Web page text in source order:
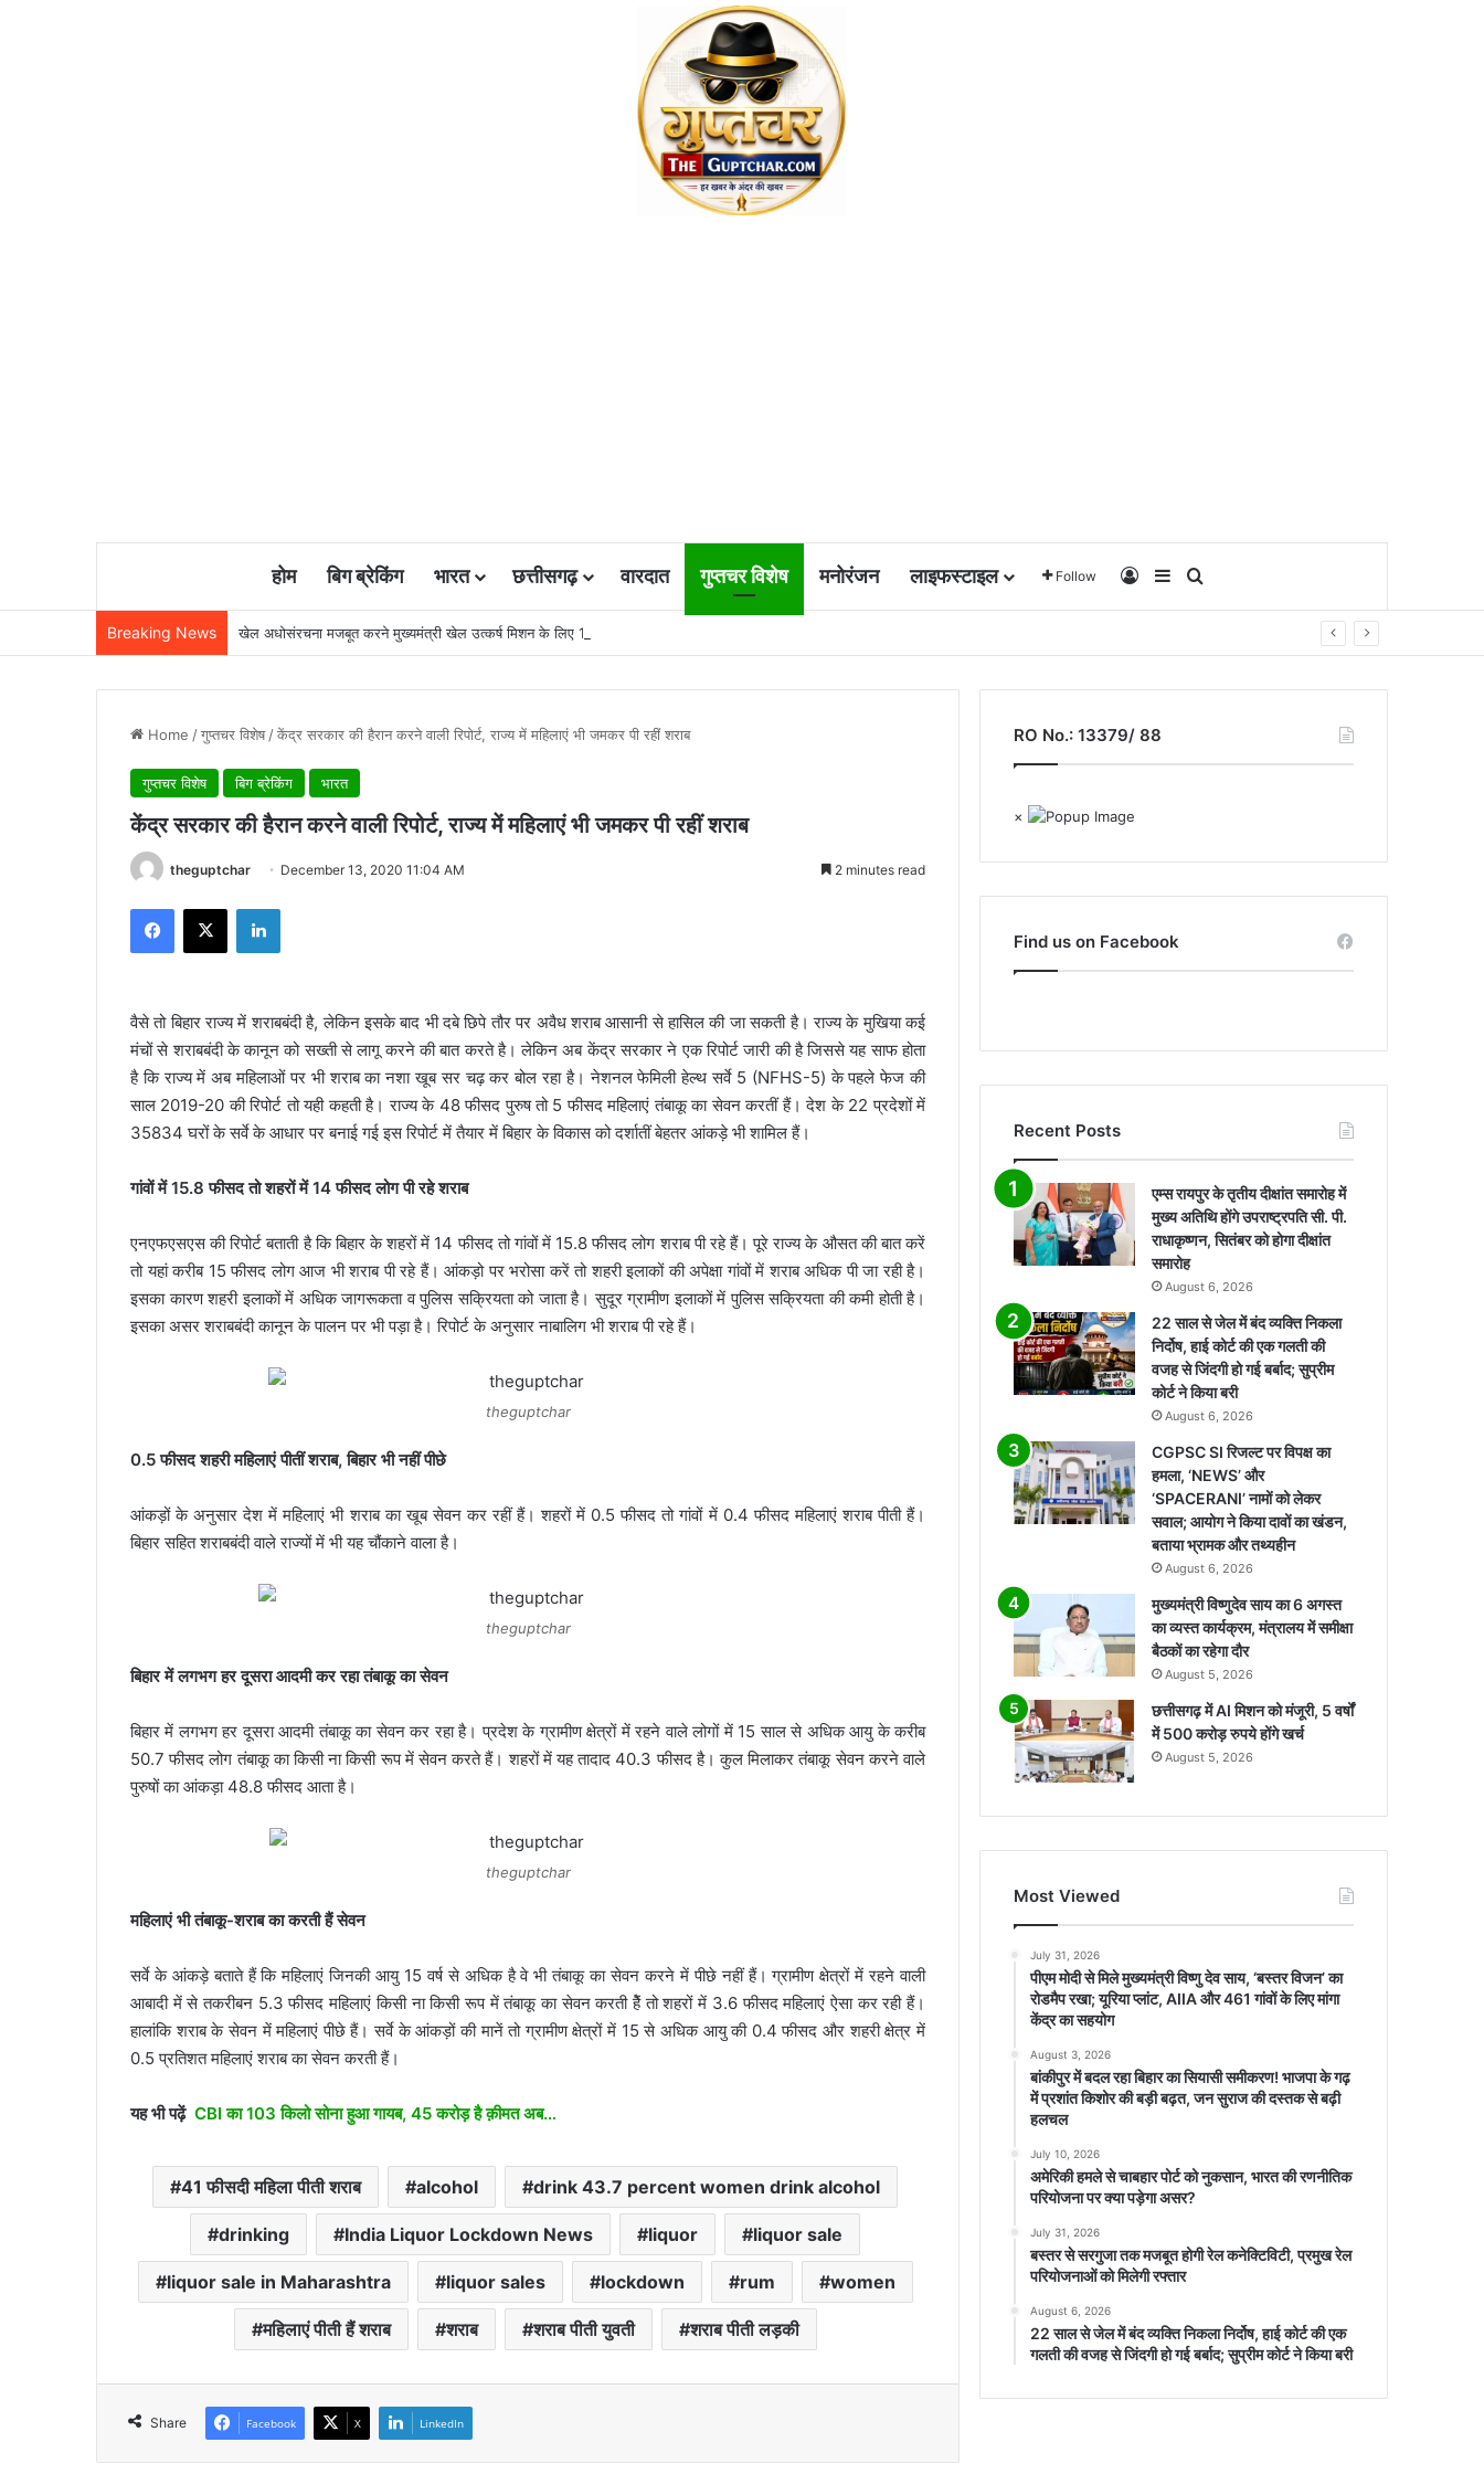
होम बिग ब्रेकिंग भारत छत्तीसगढ़ वारदात गुप्तचर विशेष मनोरंजन लाइफस्टाइल Follow Log InSidebar
Breaking News खेल अधोसंरचना मजबूत करने मुख्यमंत्री खेल उत्कर्ष मिशन के लिए 100 करोड़ का प्रावधान
Home /गुप्तचर विशेष /केंद्र सरकार की हैरान करने वाली रिपोर्ट, राज्य में महिलाएं भी जमकर पी रहीं शराब
गुप्तचर विशेष बिग ब्रेकिंग भारत
केंद्र सरकार की हैरान करने वाली रिपोर्ट, राज्य में महिलाएं भी जमकर पी रहीं शराब
theguptchar December 13, 2020 11:04 AM 2 minutes read
वैसे तो बिहार राज्य में शराबबंदी है, लेकिन इसके बाद भी दबे छिपे तौर पर अवैध शराब आसानी से हासिल की जा सकती है। राज्य के मुखिया कई
मंचों से शराबबंदी के कानून को सख्ती से लागू करने की बात करते है। लेकिन अब केंद्र सरकार ने एक रिपोर्ट जारी की है जिससे यह साफ होता
है कि राज्य में अब महिलाओं पर भी शराब का नशा खूब सर चढ़ कर बोल रहा है। नेशनल फेमिली हेल्थ सर्वे 5 (NFHS-5) के पहले फेज की
साल 2019-20 की रिपोर्ट तो यही कहती है। राज्‍य के 48 फीसद पुरुष तो 5 फीसद महिलाएं तंबाकू का सेवन करतीं हैं। देश के 22 प्रदेशों में
35834 घरों के सर्वे के आधार पर बनाई गई इस रिपोर्ट में तैयार में बिहार के विकास को दर्शातीं बेहतर आंकड़े भी शामिल हैं।
गांवों में 15.8 फीसद तो शहरों में 14 फीसद लोग पी रहे शराब
एनएफएसएस की रिपोर्ट बताती है कि बिहार के शहरों में 14 फीसद तो गांवों में 15.8 फीसद लोग शराब पी रहे हैं। पूरे राज्‍य के औसत की बात करें
तो यहां करीब 15 फीसद लोग आज भी शराब पी रहे हैं। आंकड़ो पर भरोसा करें तो शहरी इलाकों की अपेक्षा गांवों में शराब अधिक पी जा रही है।
इसका कारण शहरी इलाकों में अधिक जागरूकता व पुलिस सक्रियता को जाता है। सुदूर ग्रामीण इलाकों में पुलिस सक्रियता की कमी होती है।
इसका असर शराबबंदी कानून के पालन पर भी पड़ा है। रिपोर्ट के अनुसार नाबालिग भी शराब पी रहे हैं।
theguptchar
0.5 फीसद शहरी महिलाएं पीतीं शराब, बिहार भी नहीं पीछे
आंकड़ों के अनुसार देश में महिलाएं भी शराब का खूब सेवन कर रहीं हैं। शहरों में 0.5 फीसद तो गांवों में 0.4 फीसद महिलाएं शराब पीती हैं।
बिहार सहित शराबबंदी वाले राज्‍यों में भी यह चौंकाने वाला है।
theguptchar
बिहार में लगभग हर दूसरा आदमी कर रहा तंबाकू का सेवन
बिहार में लगभग हर दूसरा आदमी तंबाकू का सेवन कर रहा है। प्रदेश के ग्रामीण क्षेत्रों में रहने वाले लोगों में 15 साल से अधिक आयु के करीब
50.7 फीसद लोग तंबाकू का किसी ना किसी रूप में सेवन करते हैं। शहरों में यह तादाद 40.3 फीसद है। कुल मिलाकर तंबाकू सेवन करने वाले
पुरुषों का आंकड़ा 48.8 फीसद आता है।
theguptchar
महिलाएं भी तंबाकू-शराब का करती हैं सेवन
सर्वे के आंकड़े बताते हैं कि महिलाएं जिनकी आयु 15 वर्ष से अधिक है वे भी तंबाकू का सेवन करने में पीछे नहीं हैं। ग्रामीण क्षेत्रों में रहने वाली
आबादी में से तकरीबन 5.3 फीसद महिलाएं किसी ना किसी रूप में तंबाकू का सेवन करती हैें तो शहरों में 3.6 फीसद महिलाएं ऐसा कर रही हैं।
हालांकि शराब के सेवन में महिलाएं पीछे हैं। सर्वे के आंकड़ों की मानें तो ग्रामीण क्षेत्रों में 15 से अधिक आयु की 0.4 फीसद और शहरी क्षेत्र में
0.5 प्रतिशत महिलाएं शराब का सेवन करती हैं।
यह भी पढ़ें CBI का 103 किलो सोना हुआ गायब, 45 करोड़ है क़ीमत अब…
41 फीसदी महिला पीती शराब alcohol drink 43.7 percent women drink alcohol
drinking India Liquor Lockdown News liquor liquor sale
liquor sale in Maharashtra liquor sales lockdown rum women
महिलाएं पीती हैं शराब शराब शराब पीती युवती शराब पीती लड़की
Share Facebook X LinkedIn
RO No.: 13379/ 88
×
Find us on Facebook
Recent Posts
एम्स रायपुर के तृतीय दीक्षांत समारोह में
मुख्य अतिथि होंगे उपराष्ट्रपति सी. पी.
राधाकृष्णन, सितंबर को होगा दीक्षांत
समारोह
August 6, 2026
22 साल से जेल में बंद व्यक्ति निकला
निर्दोष, हाई कोर्ट की एक गलती की
वजह से जिंदगी हो गई बर्बाद; सुप्रीम
कोर्ट ने किया बरी
August 6, 2026
CGPSC SI रिजल्ट पर विपक्ष का
हमला, ‘NEWS’ और
‘SPACERANI’ नामों को लेकर
सवाल; आयोग ने किया दावों का खंडन,
बताया भ्रामक और तथ्यहीन
August 6, 2026
मुख्यमंत्री विष्णुदेव साय का 6 अगस्त
का व्यस्त कार्यक्रम, मंत्रालय में समीक्षा
बैठकों का रहेगा दौर
August 5, 2026
छत्तीसगढ़ में AI मिशन को मंजूरी, 5 वर्षों
में 500 करोड़ रुपये होंगे खर्च
August 5, 2026
Most Viewed
July 31, 2026
पीएम मोदी से मिले मुख्यमंत्री विष्णु देव साय, ‘बस्तर विजन’ का
रोडमैप रखा; यूरिया प्लांट, AIIA और 461 गांवों के लिए मांगा
केंद्र का सहयोग
August 3, 2026
बांकीपुर में बदल रहा बिहार का सियासी समीकरण! भाजपा के गढ़
में प्रशांत किशोर की बड़ी बढ़त, जन सुराज की दस्तक से बढ़ी
हलचल
July 10, 2026
अमेरिकी हमले से चाबहार पोर्ट को नुकसान, भारत की रणनीतिक
परियोजना पर क्या पड़ेगा असर?
July 31, 2026
बस्तर से सरगुजा तक मजबूत होगी रेल कनेक्टिविटी, प्रमुख रेल
परियोजनाओं को मिलेगी रफ्तार
August 6, 2026
22 साल से जेल में बंद व्यक्ति निकला निर्दोष, हाई कोर्ट की एक
गलती की वजह से जिंदगी हो गई बर्बाद; सुप्रीम कोर्ट ने किया बरी